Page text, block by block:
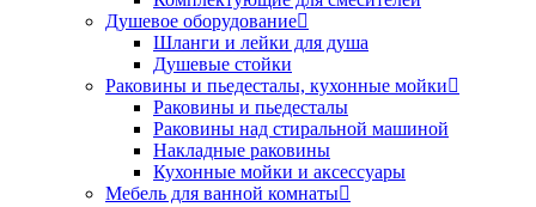
Душевое оборудование
Шланги и лейки для душа
Душевые стойки
Раковины и пьедесталы, кухонные мойки
Раковины и пьедесталы
Раковины над стиральной машиной
Накладные раковины
Кухонные мойки и аксессуары
Мебель для ванной комнаты